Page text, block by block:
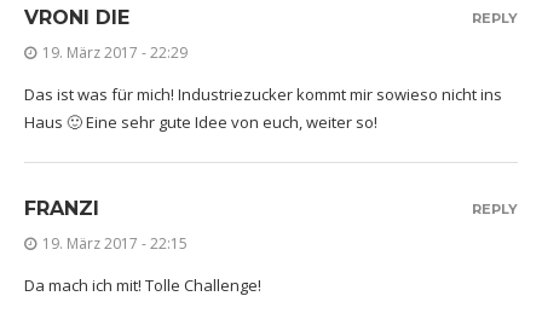
VRONI DIE
19. März 2017 - 22:29
Das ist was für mich! Industriezucker kommt mir sowieso nicht ins
Haus 🙂 Eine sehr gute Idee von euch, weiter so!
REPLY
FRANZI
19. März 2017 - 22:15
Da mach ich mit! Tolle Challenge!
REPLY